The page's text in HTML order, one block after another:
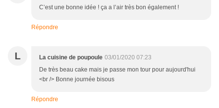
C’est une bonne idée ! ça a l’air très bon également !
Répondre
L La cuisine de poupoule 03/01/2020 07:23
De très beau cake mais je passe mon tour pour aujourd'hui
<br /> Bonne journée bisous
Répondre